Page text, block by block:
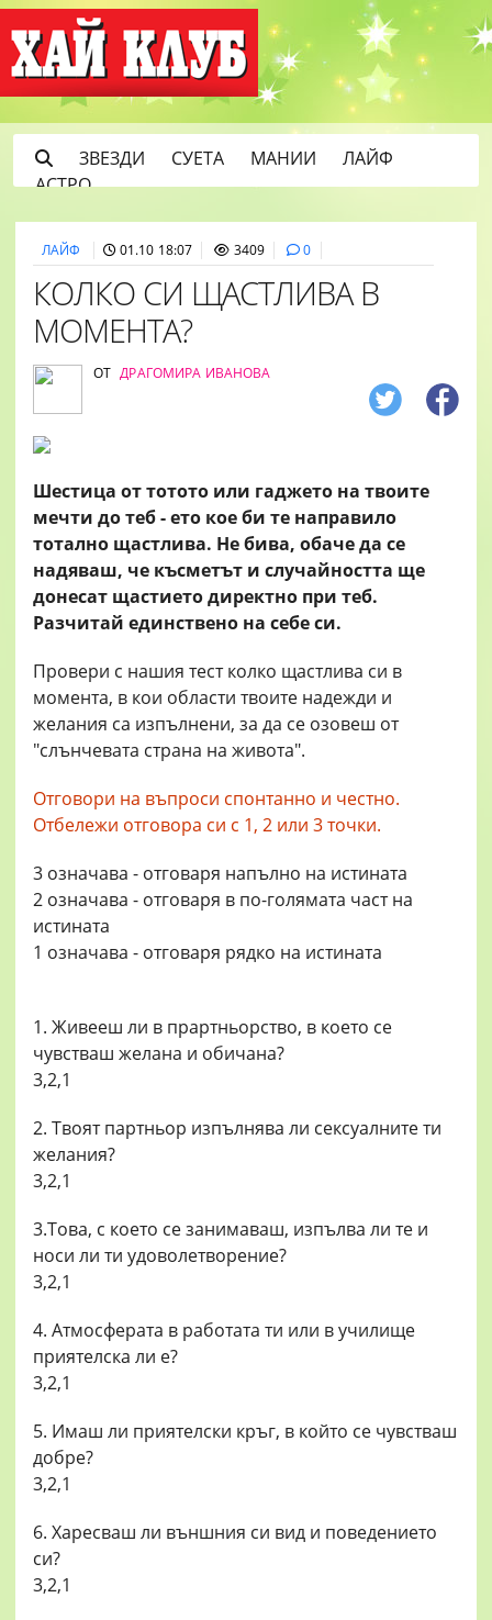
ЗВЕЗДИ СУЕТА МАНИИ
ЛАЙФ
АСТРО
ЛАЙФ 01.10 18:07 3409 0
КОЛКО СИ ЩАСТЛИВА В
МОМЕНТА?
ОТ ДРАГОМИРА ИВАНОВА
Шестица от тотото или гаджето на твоите
мечти до теб - ето кое би те направило
тотално щастлива. Не бива, обаче да се
надяваш, че късметът и случайността ще
донесат щастието директно при теб.
Разчитай единствено на себе си.
Провери с нашия тест колко щастлива си в
момента, в кои области твоите надежди и
желания са изпълнени, за да се озовеш от
"слънчевата страна на живота".
Отговори на въпроси спонтанно и честно.
Отбележи отговора си с 1, 2 или 3 точки.
3 означава - отговаря напълно на истината
2 означава - отговаря в по-голямата част на
истината
1 означава - отговаря рядко на истината
1. Живееш ли в прартньорство, в което се
чувстваш желана и обичана?
3,2,1
2. Твоят партньор изпълнява ли сексуалните ти
желания?
3,2,1
3.Това, с което се занимаваш, изпълва ли те и
носи ли ти удоволетворение?
3,2,1
4. Атмосферата в работата ти или в училище
приятелска ли е?
3,2,1
5. Имаш ли приятелски кръг, в който се чувстваш
добре?
3,2,1
6. Харесваш ли външния си вид и поведението
си?
3,2,1